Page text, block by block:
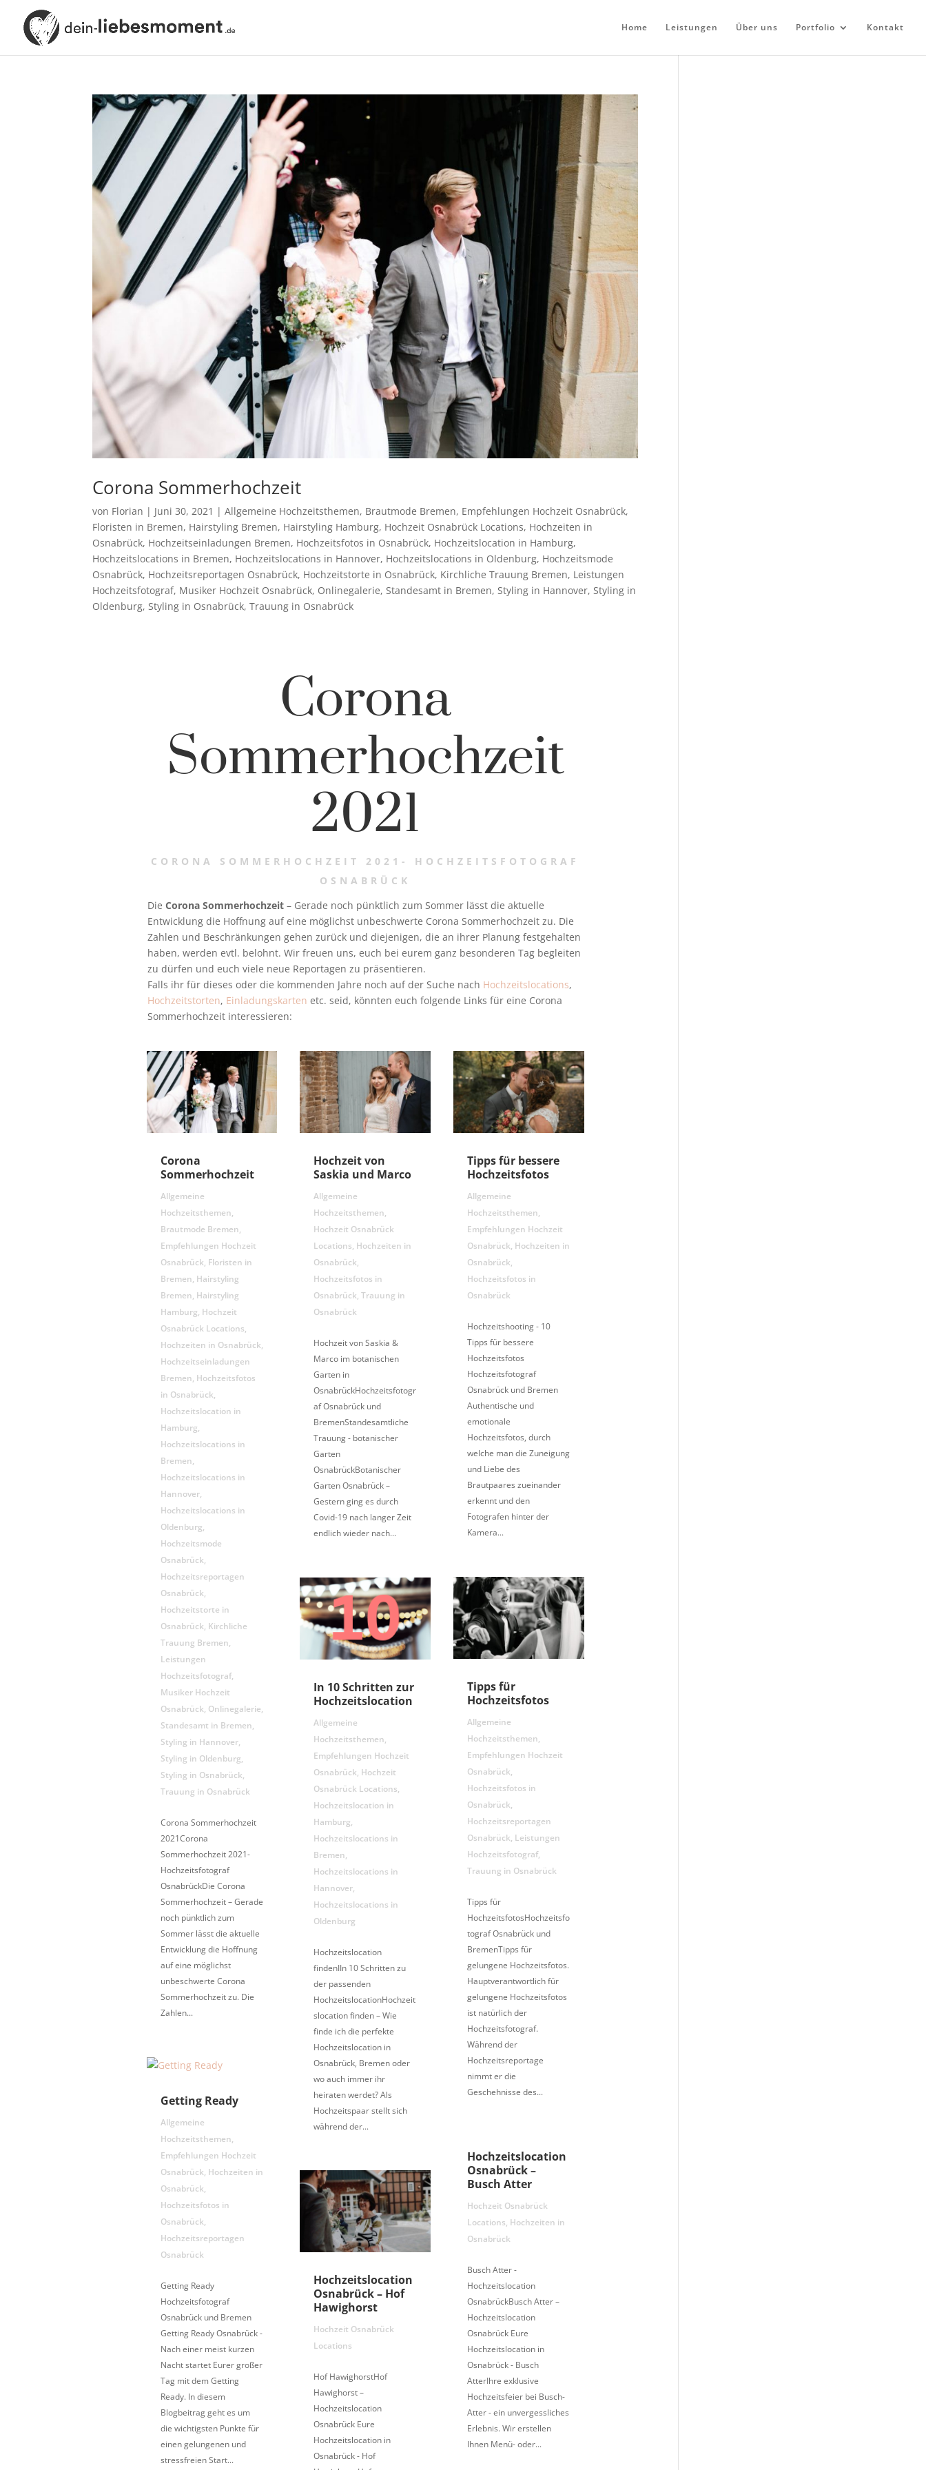
Home Leistungen Über uns Portfolio Kontakt
Corona Sommerhochzeit
von Florian | Juni 30, 2021 |Allgemeine Hochzeitsthemen, Brautmode Bremen, Empfehlungen Hochzeit Osnabrück,
Floristen in Bremen, Hairstyling Bremen, Hairstyling Hamburg, Hochzeit Osnabrück Locations, Hochzeiten in
Osnabrück, Hochzeitseinladungen Bremen, Hochzeitsfotos in Osnabrück, Hochzeitslocation in Hamburg,
Hochzeitslocations in Bremen, Hochzeitslocations in Hannover, Hochzeitslocations in Oldenburg, Hochzeitsmode
Osnabrück, Hochzeitsreportagen Osnabrück, Hochzeitstorte in Osnabrück, Kirchliche Trauung Bremen, Leistungen
Hochzeitsfotograf, Musiker Hochzeit Osnabrück, Onlinegalerie,Standesamt in Bremen,Styling in Hannover,Styling in
Oldenburg,Styling in Osnabrück,Trauung in Osnabrück
Corona
Sommerhochzeit
2021
CORONA SOMMERHOCHZEIT 2021- HOCHZEITSFOTOGRAF
OSNABRÜCK
Die Corona Sommerhochzeit– Gerade noch pünktlich zum Sommer lässt die aktuelle
Entwicklung die Hoffnung auf eine möglichst unbeschwerte Corona Sommerhochzeit zu. Die
Zahlen und Beschränkungen gehen zurück und diejenigen, die an ihrer Planung festgehalten
haben, werden evtl. belohnt. Wir freuen uns, euch bei eurem ganz besonderen Tag begleiten
zu dürfen und euch viele neue Reportagen zu präsentieren.
Falls ihr für dieses oder die kommenden Jahre noch auf der Suche nach Hochzeitslocations,
Hochzeitstorten, Einladungskarten etc. seid, könnten euch folgende Links für eine Corona
Sommerhochzeit interessieren:
Corona
Sommerhochzeit
Allgemeine
Hochzeitsthemen,
Brautmode Bremen,
Empfehlungen Hochzeit
Osnabrück, Floristen in
Bremen, Hairstyling
Bremen, Hairstyling
Hamburg, Hochzeit
Osnabrück Locations,
Hochzeiten in Osnabrück,
Hochzeitseinladungen
Bremen, Hochzeitsfotos
in Osnabrück,
Hochzeitslocation in
Hamburg,
Hochzeitslocations in
Bremen,
Hochzeitslocations in
Hannover,
Hochzeitslocations in
Oldenburg,
Hochzeitsmode
Osnabrück,
Hochzeitsreportagen
Osnabrück,
Hochzeitstorte in
Osnabrück, Kirchliche
Trauung Bremen,
Leistungen
Hochzeitsfotograf,
Musiker Hochzeit
Osnabrück, Onlinegalerie,
Standesamt in Bremen,
Styling in Hannover,
Styling in Oldenburg,
Styling in Osnabrück,
Trauung in Osnabrück
Corona Sommerhochzeit
2021Corona
Sommerhochzeit 2021-
Hochzeitsfotograf
OsnabrückDie Corona
Sommerhochzeit – Gerade
noch pünktlich zum
Sommer lässt die aktuelle
Entwicklung die Hoffnung
auf eine möglichst
unbeschwerte Corona
Sommerhochzeit zu. Die
Zahlen...
Getting Ready
Allgemeine
Hochzeitsthemen,
Empfehlungen Hochzeit
Osnabrück, Hochzeiten in
Osnabrück,
Hochzeitsfotos in
Osnabrück,
Hochzeitsreportagen
Osnabrück
Getting Ready
Hochzeitsfotograf
Osnabrück und Bremen
Getting Ready Osnabrück -
Nach einer meist kurzen
Nacht startet Eurer großer
Tag mit dem Getting
Ready. In diesem
Blogbeitrag geht es um
die wichtigsten Punkte für
einen gelungenen und
stressfreien Start...
Hochzeit von
Saskia und Marco
Allgemeine
Hochzeitsthemen,
Hochzeit Osnabrück
Locations, Hochzeiten in
Osnabrück,
Hochzeitsfotos in
Osnabrück,Trauung in
Osnabrück
Hochzeit von Saskia &
Marco im botanischen
Garten in
OsnabrückHochzeitsfotogr
af Osnabrück und
BremenStandesamtliche
Trauung - botanischer
Garten
OsnabrückBotanischer
Garten Osnabrück –
Gestern ging es durch
Covid-19 nach langer Zeit
endlich wieder nach...
In 10 Schritten zur
Hochzeitslocation
Allgemeine
Hochzeitsthemen,
Empfehlungen Hochzeit
Osnabrück, Hochzeit
Osnabrück Locations,
Hochzeitslocation in
Hamburg,
Hochzeitslocations in
Bremen,
Hochzeitslocations in
Hannover,
Hochzeitslocations in
Oldenburg
Hochzeitslocation
findenIIn 10 Schritten zu
der passenden
HochzeitslocationHochzeit
slocation finden – Wie
finde ich die perfekte
Hochzeitslocation in
Osnabrück, Bremen oder
wo auch immer ihr
heiraten werdet? Als
Hochzeitspaar stellt sich
während der...
Hochzeitslocation
Osnabrück – Hof
Hawighorst
Hochzeit Osnabrück
Locations
Hof HawighorstHof
Hawighorst –
Hochzeitslocation
Osnabrück Eure
Hochzeitslocation in
Osnabrück - Hof
Tipps für bessere
Hochzeitsfotos
Allgemeine
Hochzeitsthemen,
Empfehlungen Hochzeit
Osnabrück, Hochzeiten in
Osnabrück,
Hochzeitsfotos in
Osnabrück
Hochzeitshooting - 10
Tipps für bessere
Hochzeitsfotos
Hochzeitsfotograf
Osnabrück und Bremen
Authentische und
emotionale
Hochzeitsfotos, durch
welche man die Zuneigung
und Liebe des
Brautpaares zueinander
erkennt und den
Fotografen hinter der
Kamera...
Tipps für
Hochzeitsfotos
Allgemeine
Hochzeitsthemen,
Empfehlungen Hochzeit
Osnabrück,
Hochzeitsfotos in
Osnabrück,
Hochzeitsreportagen
Osnabrück, Leistungen
Hochzeitsfotograf,
Trauung in Osnabrück
Tipps für
HochzeitsfotosHochzeitsfo
tograf Osnabrück und
BremenTipps für
gelungene Hochzeitsfotos.
Hauptverantwortlich für
gelungene Hochzeitsfotos
ist natürlich der
Hochzeitsfotograf.
Während der
Hochzeitsreportage
nimmt er die
Geschehnisse des...
Hochzeitslocation
Osnabrück –
Busch Atter
Hochzeit Osnabrück
Locations, Hochzeiten in
Osnabrück
Busch Atter -
Hochzeitslocation
OsnabrückBusch Atter –
Hochzeitslocation
Osnabrück Eure
Hochzeitslocation in
Osnabrück - Busch
AtterIhre exklusive
Hochzeitsfeier bei Busch-
Atter - ein unvergessliches
Erlebnis. Wir erstellen
Ihnen Menü- oder...